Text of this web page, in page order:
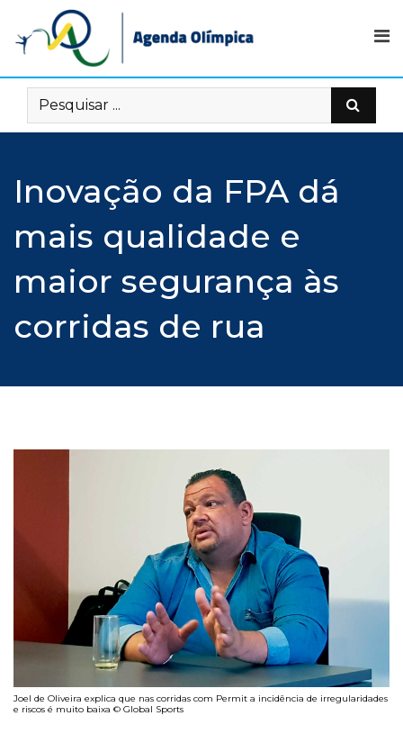
content
Inovação da FPA dá
mais qualidade e
maior segurança às
corridas de rua
Joel de Oliveira explica que nas corridas com Permit a incidência de irregularidades
e riscos é muito baixa © Global Sports